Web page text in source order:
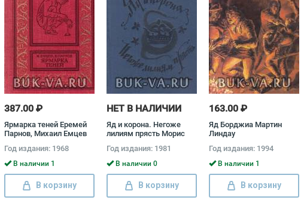
387.00 ₽
Ярмарка теней Еремей
Парнов, Михаил Емцев
Год издания: 1968
В наличии 1
В корзину
НЕТ В НАЛИЧИИ
Яд и корона. Негоже
лилиям прясть Морис
Год издания: 1981
В наличии 0
В корзину
163.00 ₽
Яд Борджиа Мартин
Линдау
Год издания: 1994
В наличии 1
В корзину